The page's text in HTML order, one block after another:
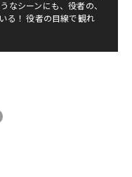
なシーンにも、役者の、
る！ 役者の目線で観れ